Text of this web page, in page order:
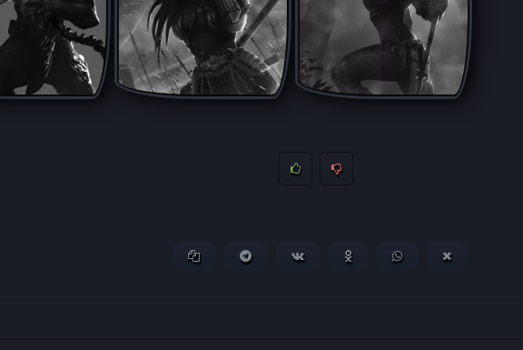
Копировать ссылкуПоделиться в Telegram
Поделиться ВКонтакте
Поделиться вПоделиться в